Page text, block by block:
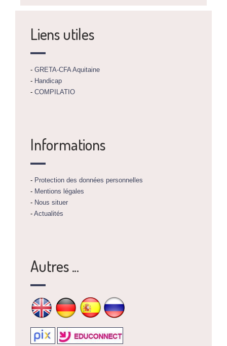
Liens utiles
- GRETA-CFA Aquitaine
- Handicap
- COMPILATIO
Informations
- Protection des données personnelles
- Mentions légales
- Nous situer
- Actualités
Autres ...